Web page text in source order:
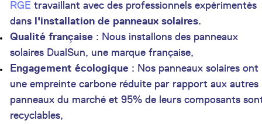
RGE travaillant avec des professionnels expérimentés
dans l'installation de panneaux solaires.
Qualité française : Nous installons des panneaux
solaires DualSun, une marque française,
Engagement écologique : Nos panneaux solaires ont
une empreinte carbone réduite par rapport aux autres
panneaux du marché et 95% de leurs composants
recyclables,